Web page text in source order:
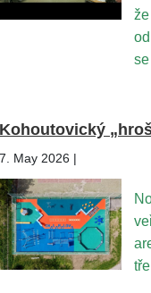
Kohoutovický
7. May 2026 |